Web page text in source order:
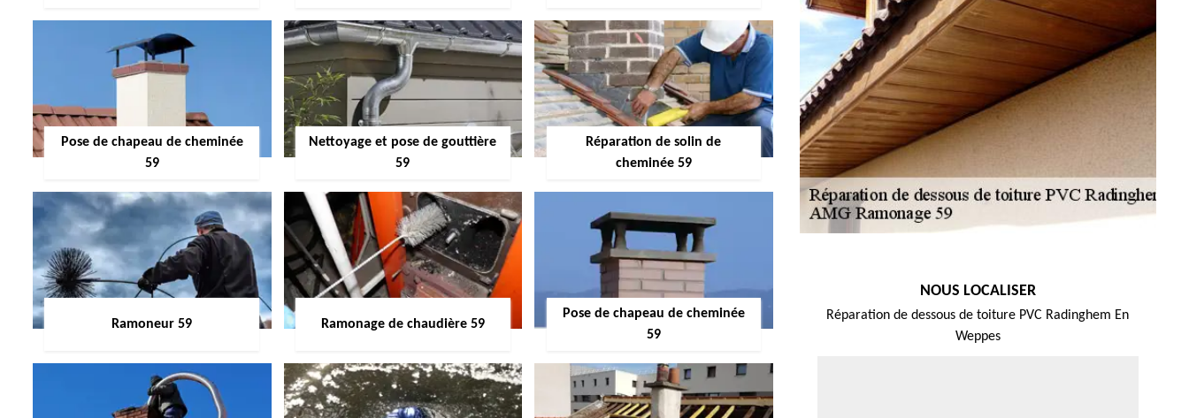
Pose de chapeau de cheminée
59
Nettoyage et pose de gouttière
59
Réparation de solin de
cheminée 59
Ramoneur 59 Ramonage de chaudière 59
Pose de chapeau de cheminée
59
NOUS LOCALISER
Réparation de dessous de toiture PVC Radinghem En
Weppes